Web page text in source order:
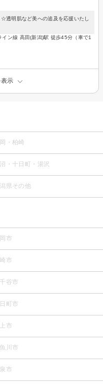
透明肌など美への追及を応援いたし
ン線 高田(新潟)駅 徒歩45分（車で1
示
・柏崎
・十日町・湯沢
県その他
市
市
谷市
町市
市
川市
市